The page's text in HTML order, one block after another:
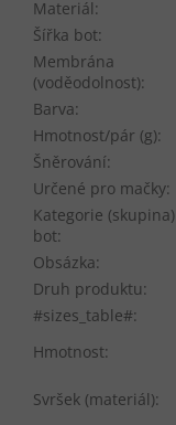
Materiál:
Šířka bot:
Membrána
(voděodolnost):
Barva:
Hmotnost/pár (g):
Šněrování:
Určené pro mačky:
Kategorie (skupina)
bot:
Obsázka:
Druh produktu:
#sizes_table#:
Hmotnost:
Svršek (materiál):